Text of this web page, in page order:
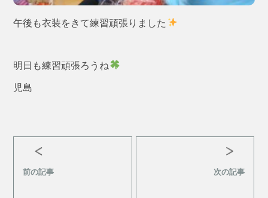
午後も衣装をきて練習頑張りました
明日も練習頑張ろうね
児島
前の記事 次の記事